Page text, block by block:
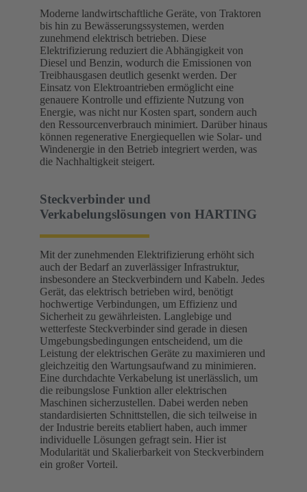
Moderne landwirtschaftliche Geräte, von Traktoren
bis hin zu Bewässerungssystemen, werden
zunehmend elektrisch betrieben. Diese
Elektrifizierung reduziert die Abhängigkeit von
Diesel und Benzin, wodurch die Emissionen von
Treibhausgasen deutlich gesenkt werden. Der
Einsatz von Elektroantrieben ermöglicht eine
genauere Kontrolle und effiziente Nutzung von
Energie, was nicht nur Kosten spart, sondern auch
den Ressourcenverbrauch minimiert. Darüber hinaus
können regenerative Energiequellen wie Solar- und
Windenergie in den Betrieb integriert werden, was
die Nachhaltigkeit steigert.
Steckverbinder und
Verkabelungslösungen von HARTING
Mit der zunehmenden Elektrifizierung erhöht sich
auch der Bedarf an zuverlässiger Infrastruktur,
insbesondere an Steckverbindern und Kabeln. Jedes
Gerät, das elektrisch betrieben wird, benötigt
hochwertige Verbindungen, um Effizienz und
Sicherheit zu gewährleisten. Langlebige und
wetterfeste Steckverbinder sind gerade in diesen
Umgebungsbedingungen entscheidend, um die
Leistung der elektrischen Geräte zu maximieren und
gleichzeitig den Wartungsaufwand zu minimieren.
Eine durchdachte Verkabelung ist unerlässlich, um
die reibungslose Funktion aller elektrischen
Maschinen sicherzustellen. Dabei werden neben
standardisierten Schnittstellen, die sich teilweise in
der Industrie bereits etabliert haben, auch immer
individuelle Lösungen gefragt sein. Hier ist
Modularität und Skalierbarkeit von Steckverbindern
ein großer Vorteil.